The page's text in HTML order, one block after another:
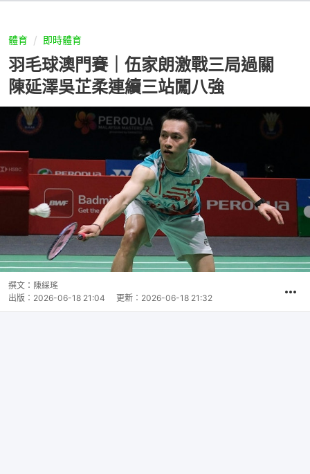
體育 即時體育
羽毛球澳門賽｜伍家朗激戰三局過關
陳延澤吳芷柔連續三站闖八強
撰文： 陳綵瑤
出版： 2026-06-18 21:04 更新： 2026-06-18 21:32